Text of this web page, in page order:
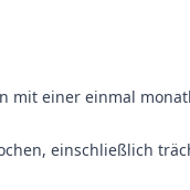
mit einer einmal
einschließlich